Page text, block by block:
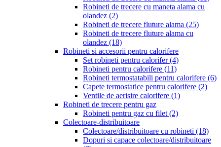
Robineti de trecere cu maneta alama cu
olandez (2)
Robineti de trecere fluture alama (25)
Robineti de trecere fluture alama cu
olandez (18)
Robineti si accesorii pentru calorifere
Set robineti pentru calorifer(4)
Robineti pentru calorifere (11)
Robineti termostatabili pentru calorifere (6)
Capete termostatice pentru calorifere (2)
Ventile de aerisire calorifere (1)
Robineti de trecere pentru gaz
Robineti pentru gaz cu filet (2)
Colectoare-distribuitoare
Colectoare/distribuitoare cu robineti (18)
Dopuri si capace colectoare/distribuitoare